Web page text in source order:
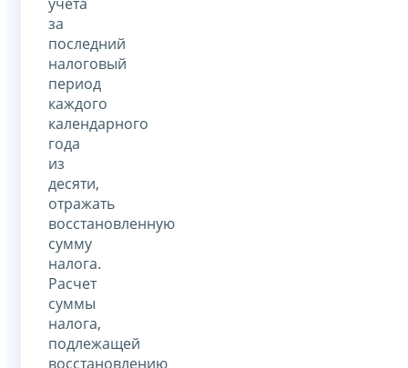
за
последний
налоговый
период
каждого
календарного
года
из
десяти,
отражать
восстановленную
сумму
налога.
Расчет
суммы
налога,
подлежащей
восстановлению